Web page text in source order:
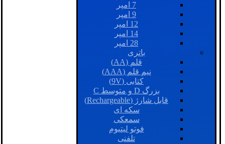
7 امپر
9 امپر
12 امپر
14 امپر
28 امپر
باتری
قلم (AA)
نیم قلم (AAA)
کتابی (9V)
بزرگ D و متوسط C
قابل شارژ (Rechargeable)
سکه ای
سمعکی
فوتو لیتیوم
تلفنی